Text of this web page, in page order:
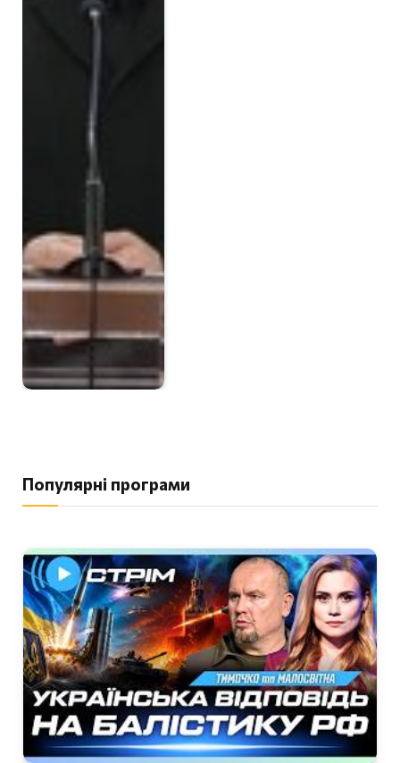
Популярні програми